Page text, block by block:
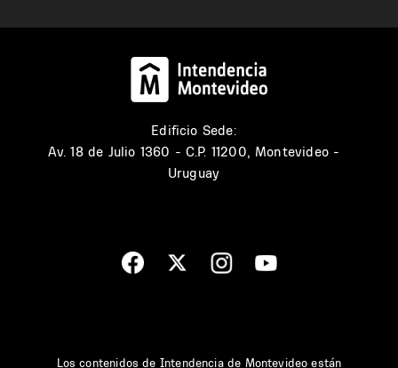
Edificio Sede:
Av. 18 de Julio 1360 - C.P. 11200, Montevideo -
Uruguay
Los contenidos de Intendencia de Montevideo están